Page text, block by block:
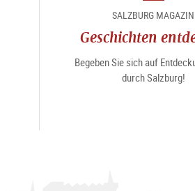
Magazin
SALZBURG MAGAZIN
Geschichten
Begeben Sie sich auf
durch Salzburg!